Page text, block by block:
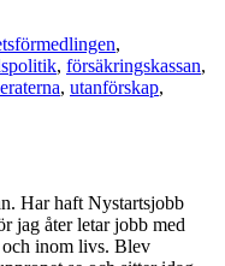
,
, försäkringskassan,
, utanförskap,
Har haft Nystartsjobb
jag åter letar jobb med
inom livs. Blev